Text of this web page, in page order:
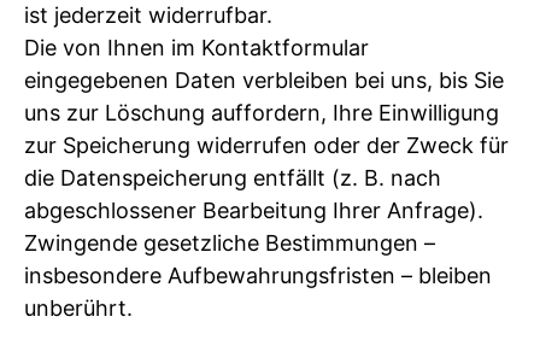
ist jederzeit widerrufbar.
Die von Ihnen im Kontaktformular
eingegebenen Daten verbleiben bei uns, bis Sie
uns zur Löschung auffordern, Ihre Einwilligung
zur Speicherung widerrufen oder der Zweck für
die Datenspeicherung entfällt (z. B. nach
abgeschlossener Bearbeitung Ihrer Anfrage).
Zwingende gesetzliche Bestimmungen –
insbesondere Aufbewahrungsfristen – bleiben
unberührt.